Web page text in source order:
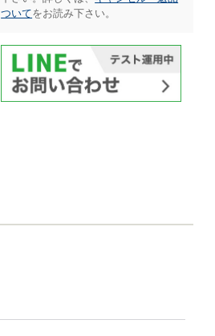
ついてをお読み下さい。​